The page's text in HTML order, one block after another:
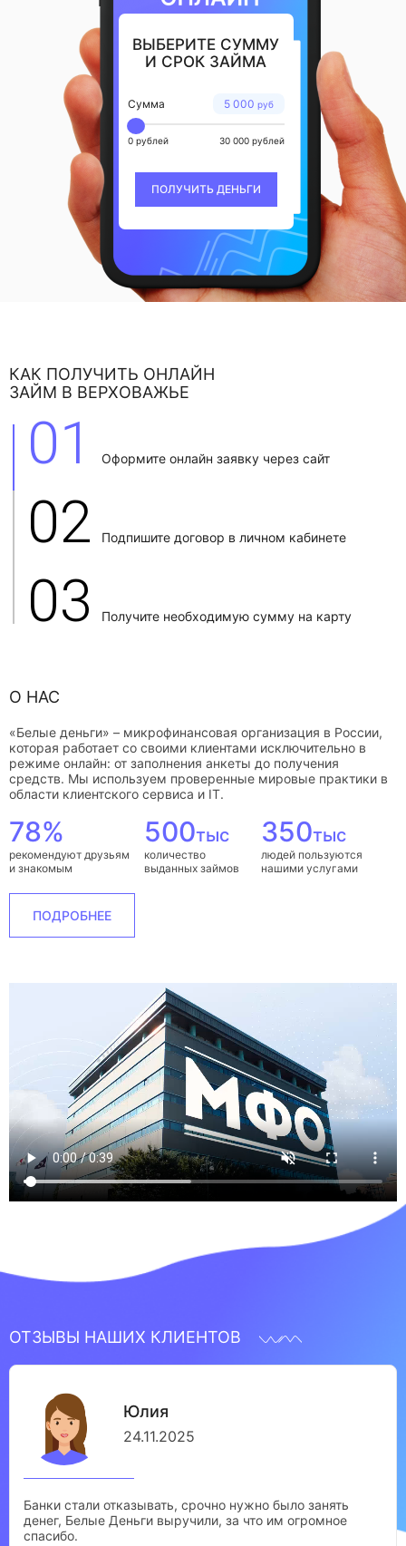
ВЫБЕРИТЕ СУММУ
И СРОК ЗАЙМА
5 000 руб
Сумма
0 рублей 30 000 рублей
ПОЛУЧИТЬ ДЕНЬГИ
КАК ПОЛУЧИТЬ ОНЛАЙН
ЗАЙМ В ВЕРХОВАЖЬЕ
01 Оформите онлайн заявку через сайт
02 Подпишите договор в личном кабинете
03 Получите необходимую сумму на карту
О НАС
«Белые деньги» – микрофинансовая организация в России,
которая работает со своими клиентами исключительно в
режиме онлайн: от заполнения анкеты до получения
средств. Мы используем проверенные мировые практики в
области клиентского сервиса и IT.
78%
рекомендуют друзьям
и знакомым
500тыс
количество
выданных займов
350тыс
людей пользуются
нашими услугами
ПОДРОБНЕЕ
ОТЗЫВЫ НАШИХ КЛИЕНТОВ
Юлия
24.11.2025
Банки стали отказывать, срочно нужно было занять
денег, Белые Деньги выручили, за что им огромное
спасибо.